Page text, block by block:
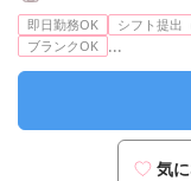
即日勤務OK シフト提出
ブランクOK ...
気